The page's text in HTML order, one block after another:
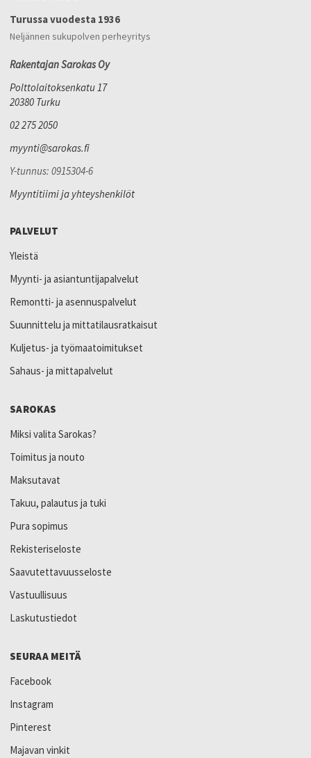
Turussa vuodesta 1936
Neljännen sukupolven perheyritys
Rakentajan Sarokas Oy
Polttolaitoksenkatu 17
20380 Turku
02 275 2050
myynti@sarokas.fi
Y-tunnus: 0915304-6
Myyntitiimi ja yhteyshenkilöt
PALVELUT
Yleistä
Myynti- ja asiantuntijapalvelut
Remontti- ja asennuspalvelut
Suunnittelu ja mittatilausratkaisut
Kuljetus- ja työmaatoimitukset
Sahaus- ja mittapalvelut
SAROKAS
Miksi valita Sarokas?
Toimitus ja nouto
Maksutavat
Takuu, palautus ja tuki
Pura sopimus
Rekisteriseloste
Saavutettavuusseloste
Vastuullisuus
Laskutustiedot
SEURAA MEITÄ
Facebook
Instagram
Pinterest
Majavan vinkit